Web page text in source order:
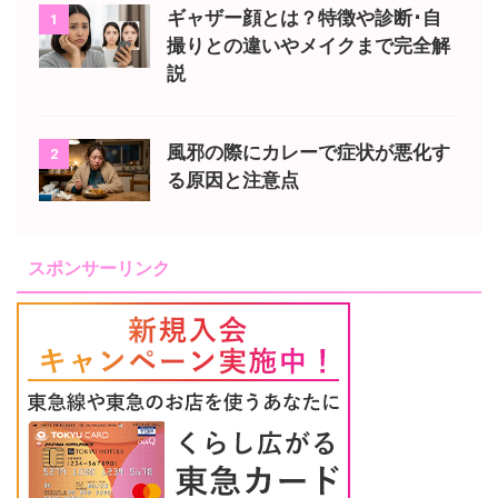
1
ギャザー顔とは？特徴や診断･自
撮りとの違いやメイクまで完全解
説
2
風邪の際にカレーで症状が悪化す
る原因と注意点
スポンサーリンク